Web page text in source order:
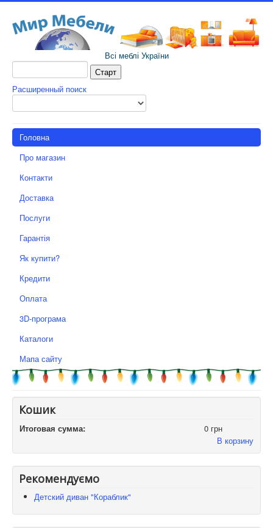
Всі меблі України
Расширенный поиск
Головна
Про магазин
Контакти
Доставка
Послуги
Гарантія
Як купити?
Кредити
Оплата
3D-програма
Каталоги
Мапа сайту
Кошик
Итоговая сумма:
0 грн
В корзину
Рекомендуємо
Детский диван "Кораблик"